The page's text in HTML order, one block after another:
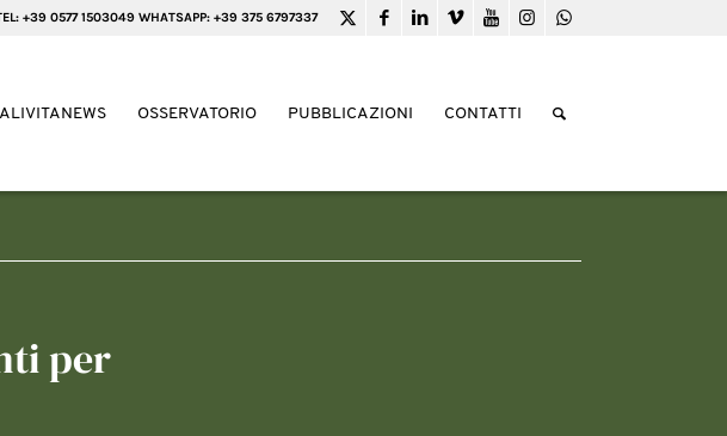
+39 0577 1503049 WHATSAPP: +39 375 6797337
OSSERVATORIO PUBBLICAZIONI CONTATTI
per